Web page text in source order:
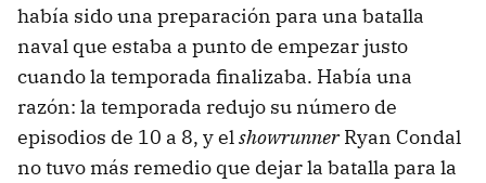
había sido una preparación para una batalla
naval que estaba a punto de empezar justo
cuando la temporada finalizaba. Había una
razón: la temporada redujo su número de
episodios de 10 a 8, y elshowrunnerRyan Condal
no tuvo más remedio que dejar la batalla para la